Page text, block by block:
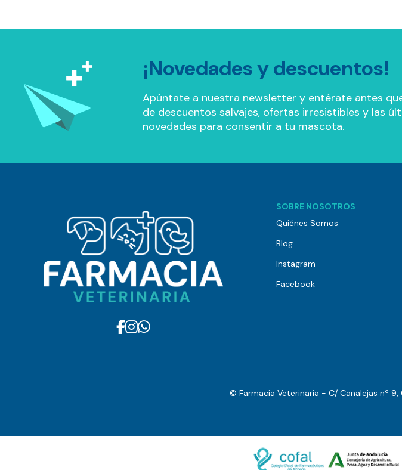
¡Novedades y descuentos!
Apúntate a nuestra newsletter y entérate antes
de descuentos salvajes, ofertas irresistibles y las
novedades para consentir a tu mascota.
SOBRE NOSOTROS
Quiénes Somos
Blog
Instagram
Facebook
© Farmacia Veterinaria - C/ Canalejas nº